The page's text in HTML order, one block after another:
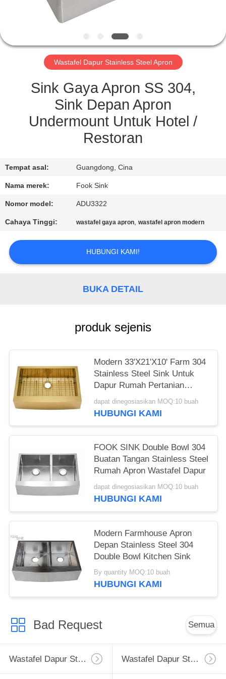
KUALITAS
HUBUNGI
KAMI
PERMINTAAN
PENAWARAN
PRIVACY
POLICY
Wastafel Dapur Stainless Steel Apron
Sink Gaya Apron SS 304,
Sink Depan Apron
Undermount Untuk Hotel /
Restoran
Tempat asal: Guangdong, Cina
Nama merek: Fook Sink
Nomor model: ADU3322
Cahaya Tinggi: wastafel gaya apron,wastafel apron modern
HUBUNGI KAMI!
BUKA DETAIL
produk sejenis
Modern 33'X21'X10' Farm 304
Stainless Steel Sink Untuk
Dapur Rumah Pertanian
Apron Sink Pvd Emas Karat-
tahan tangan Dapur Sink
dapat dinegosiasikan MOQ:10 buah
HUBUNGI KAMI
FOOK SINK Double Bowl 304
Buatan Tangan Stainless Steel
Rumah Apron Wastafel Dapur
dapat dinegosiasikan MOQ:10 buah
HUBUNGI KAMI
Modern Farmhouse Apron
Depan Stainless Steel 304
Double Bowl Kitchen Sink
By quantity MOQ:10 buah
HUBUNGI KAMI
Bad Request Semua
Wastafel Dapur Stainless Steel Apron Wastafel Dapur Stainless Steel Tingkat Atas